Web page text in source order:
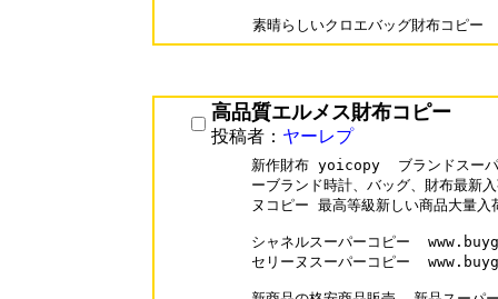
高品質エルメス財布コピー
投稿者： ヤーレプ
新作財布 yoicopy  ブランドスー
ーブランド時計、バッグ、財布最
ヌコピー 最高等級新しい商品大量
シャネルスーパーコピー
セリーヌスーパーコピー